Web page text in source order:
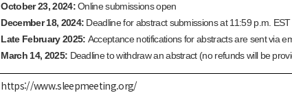
October 23, 2024:Online submissions open
December 18, 2024: Deadline for abstract submissions at 11:59 p.m. EST
Late February 2025: Acceptance notifications for abstracts are sent via
March 14, 2025: Deadline to withdraw an abstract (no refunds will be
https://www.sleepmeeting.org/